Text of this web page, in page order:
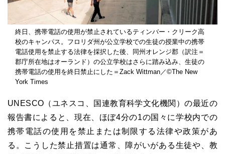
終日、携帯電話の使用が禁止されているティンバー・クリーク高
校のキャンパス。フロリダ州が公立学校での生徒の授業中の携帯
電話使用を禁止する法律を採択した後、同州オレンジ郡（訳注＝
郡庁所在地はオーランド）の公立学校はさらに踏み込み、生徒の
携帯電話の使用を終日禁止にした＝Zack Wittman／©The New
York Times
UNESCO（ユネスコ、国連教育科学文化機関）の最近の
報告書によると、現在、ほぼ4分の1の国々に学校内での
携帯電話の使用を禁止または制限する法律や政策があ
る。こうした禁止措置は通常、障がいがある生徒や、教